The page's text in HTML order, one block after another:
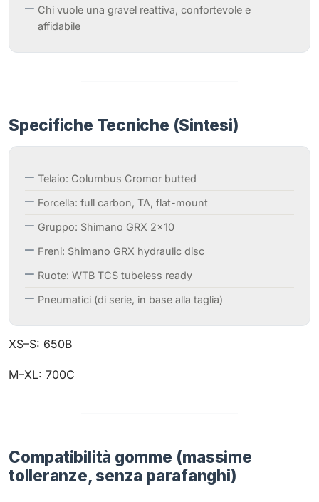
Chi vuole una gravel reattiva, confortevole e
affidabile
Specifiche Tecniche (Sintesi)
Telaio: Columbus Cromor butted
Forcella: full carbon, TA, flat-mount
Gruppo: Shimano GRX 2×10
Freni: Shimano GRX hydraulic disc
Ruote: WTB TCS tubeless ready
Pneumatici (di serie, in base alla taglia)
XS–S: 650B
M–XL: 700C
Compatibilità gomme (massime
tolleranze, senza parafanghi)